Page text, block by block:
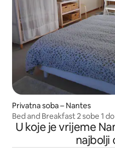
Privatna soba – Nantes
Bed and Breakfast 2 sobe 1
U koje je vrijeme
najbolji